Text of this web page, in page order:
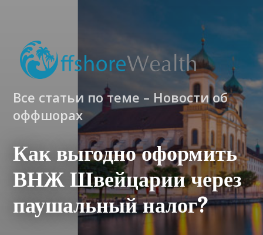
Все статьи по теме – Новости об
оффшорах
Как выгодно оформить
ВНЖ Швейцарии через
паушальный налог?